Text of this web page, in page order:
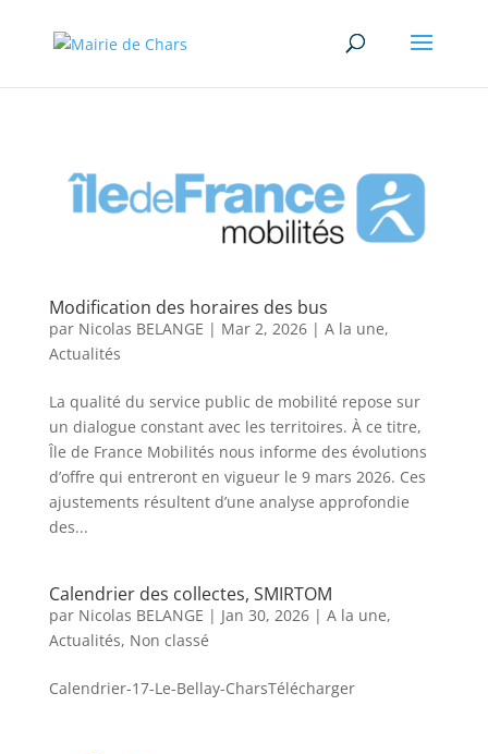
Modification des horaires des bus
par Nicolas BELANGE | Mar 2, 2026| A la une,
Actualités
La qualité du service public de mobilité repose sur
un dialogue constant avec les territoires. À ce titre,
Île de France Mobilités nous informe des évolutions
d’offre qui entreront en vigueur le 9 mars 2026. Ces
ajustements résultent d’une analyse approfondie
des...
Calendrier des collectes, SMIRTOM
par Nicolas BELANGE | Jan 30, 2026| A la une,
Actualités, Non classé
Calendrier-17-Le-Bellay-CharsTélécharger